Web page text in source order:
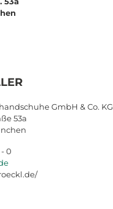
GmbH & Co. KG
53a
0